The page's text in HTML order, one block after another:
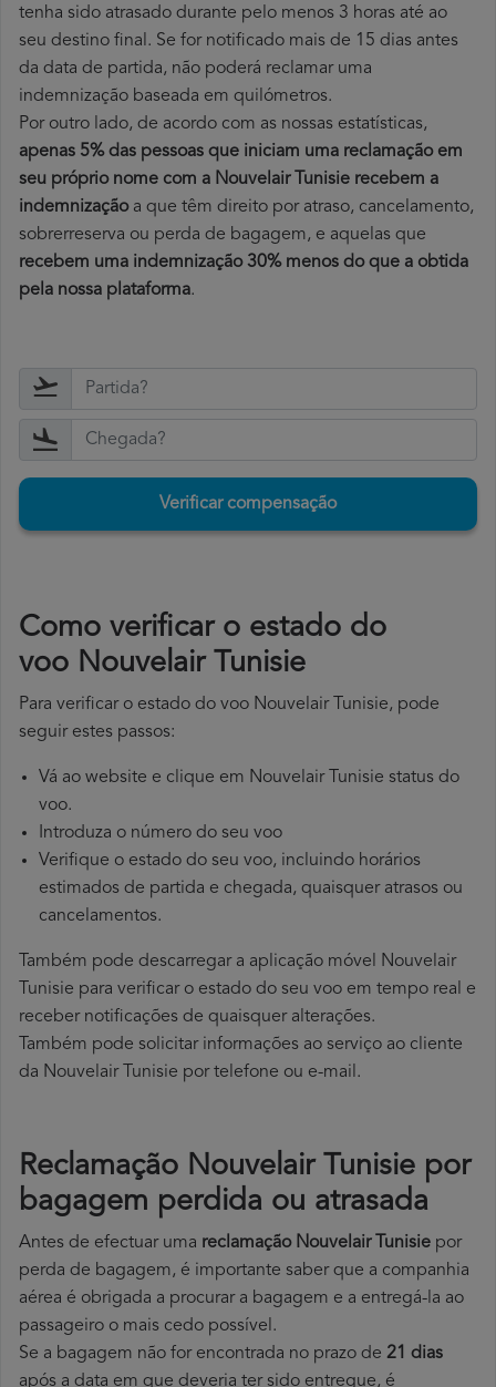
tenha sido atrasado durante pelo menos 3 horas até ao
seu destino final. Se for notificado mais de 15 dias antes
da data de partida, não poderá reclamar uma
indemnização baseada em quilómetros.
Por outro lado, de acordo com as nossas estatísticas,
apenas 5% das pessoas que iniciam uma reclamação em
seu próprio nome com a Nouvelair Tunisie recebem a
indemnizaçãoa que têm direito por atraso, cancelamento,
sobrerreserva ou perda de bagagem, e aquelas que
recebem uma indemnização 30% menos do que a obtida
pela nossa plataforma.
Verificar compensação
​Como verificar o estado do
voo Nouvelair Tunisie
Para verificar o estado do voo Nouvelair Tunisie, pode
seguir estes passos:
Vá ao website e clique em Nouvelair Tunisie status do
voo.
Introduza o número do seu voo
Verifique o estado do seu voo, incluindo horários
estimados de partida e chegada, quaisquer atrasos ou
cancelamentos.
Também pode descarregar a aplicação móvel Nouvelair
Tunisie para verificar o estado do seu voo em tempo real e
receber notificações de quaisquer alterações.
Também pode solicitar informações ao serviço ao cliente
da Nouvelair Tunisie por telefone ou e-mail.
Reclamação Nouvelair Tunisie por
bagagem perdida ou atrasada
Antes de efectuar uma reclamação Nouvelair Tunisie por
perda de bagagem, é importante saber que a companhia
aérea é obrigada a procurar a bagagem e a entregá-la ao
passageiro o mais cedo possível.
Se a bagagem não for encontrada no prazo de 21 dias
após a data em que deveria ter sido entregue, é